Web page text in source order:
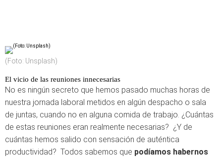
(Foto: Unsplash)
El vicio de las reuniones innecesarias
No es ningún secreto que hemos pasado muchas horas de
nuestra jornada laboral metidos en algún despacho o sala
de juntas, cuando no en alguna comida de trabajo. ¿Cuántas
de estas reuniones eran realmente necesarias? ¿Y de
cuántas hemos salido con sensación de auténtica
productividad? Todos sabemos que podíamos habernos